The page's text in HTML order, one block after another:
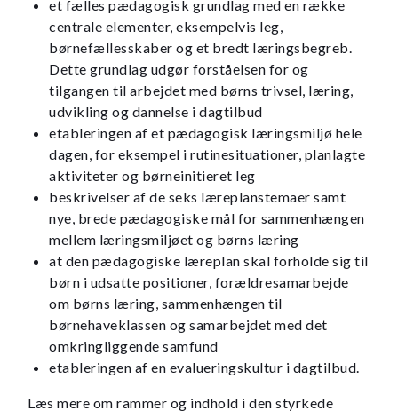
et fælles pædagogisk grundlag med en række
centrale elementer, eksempelvis leg,
børnefællesskaber og et bredt læringsbegreb.
Dette grundlag udgør forståelsen for og
tilgangen til arbejdet med børns trivsel, læring,
udvikling og dannelse i dagtilbud
etableringen af et pædagogisk læringsmiljø hele
dagen, for eksempel i rutinesituationer, planlagte
aktiviteter og børneinitieret leg
beskrivelser af de seks læreplanstemaer samt
nye, brede pædagogiske mål for sammenhængen
mellem læringsmiljøet og børns læring
at den pædagogiske læreplan skal forholde sig til
børn i udsatte positioner, forældresamarbejde
om børns læring, sammenhængen til
børnehaveklassen og samarbejdet med det
omkringliggende samfund
etableringen af en evalueringskultur i dagtilbud.
Læs mere om rammer og indhold i den styrkede